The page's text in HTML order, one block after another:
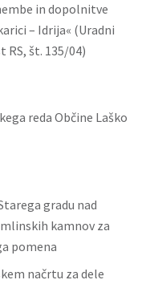
in dopolnitve
– Idrija« (Uradni
RS, št. 135/04)
reda Občine Laško
gradu nad
kamnov za
pomena
načrtu za dele